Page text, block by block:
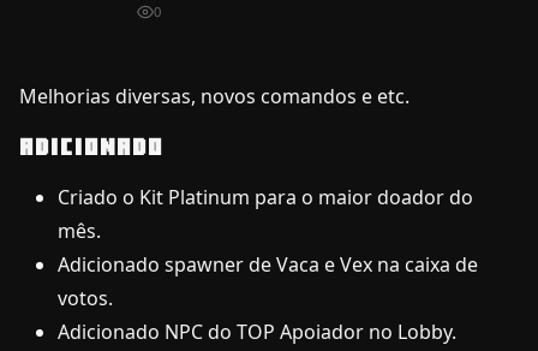
0
Melhorias diversas, novos comandos e etc.
ADICIONADO
Criado o Kit Platinum para o maior doador do
mês.
Adicionado spawner de Vaca e Vex na caixa de
votos.
Adicionado NPC do TOP Apoiador no Lobby.